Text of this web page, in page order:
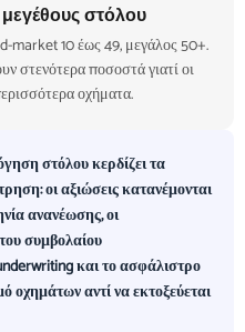
στόλου
market 10 έως 49, μεγάλος 50+.
στενότερα ποσοστά γιατί οι
οχήματα.
στόλου κερδίζει τα
οι αξιώσεις κατανέμονται
ανανέωσης, οι
συμβολαίου
και το ασφάλιστρο
οχημάτων αντί να εκτοξεύεται